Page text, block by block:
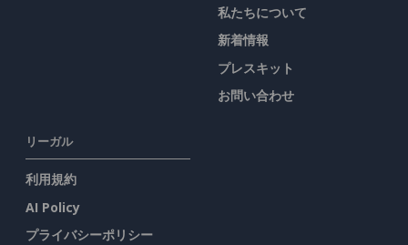
私たちについて
新着情報
プレスキット
お問い合わせ
リーガル
利用規約
AI Policy
プライバシーポリシー